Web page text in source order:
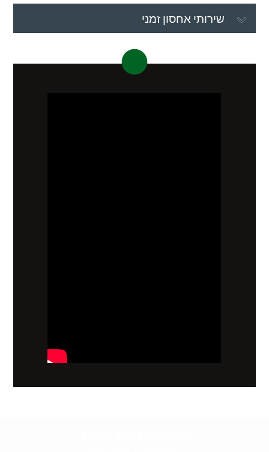
שירותי אחסון זמני